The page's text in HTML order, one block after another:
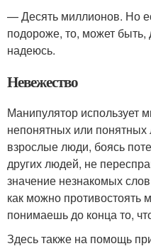
— Десять миллионов. Но
подороже, то, может быть,
надеюсь.
Невежество
Манипулятор использует
непонятных или
взрослые люди, боясь
других людей, не
значение незнакомых
как можно противостоять
понимаешь до конца то,
Здесь также на помощь